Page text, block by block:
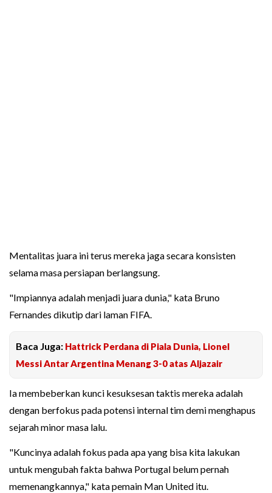
Mentalitas juara ini terus mereka jaga secara konsisten
selama masa persiapan berlangsung.
"Impiannya adalah menjadi juara dunia," kata Bruno
Fernandes dikutip dari laman FIFA.
Baca Juga: Hattrick Perdana di Piala Dunia, Lionel
Messi Antar Argentina Menang 3-0 atas Aljazair
Ia membeberkan kunci kesuksesan taktis mereka adalah
dengan berfokus pada potensi internal tim demi menghapus
sejarah minor masa lalu.
"Kuncinya adalah fokus pada apa yang bisa kita lakukan
untuk mengubah fakta bahwa Portugal belum pernah
memenangkannya," kata pemain Man United itu.